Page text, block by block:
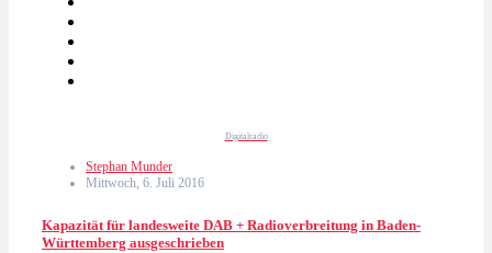
Digitalradio
Stephan Munder
Mittwoch, 6. Juli 2016
Kapazität für landesweite DAB + Radioverbreitung in Baden-
Württemberg ausgeschrieben